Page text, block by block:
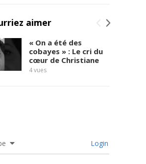
aimer
« On a été des
cobayes » : Le cri du
cœur de Christiane
4vues
Login